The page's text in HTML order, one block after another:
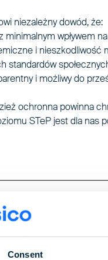
Consent
niezależny dowód, że:
wpływem
i nieszkodliwość
standardów
i możliwy do
ochronna powinna
STeP jest dla nas